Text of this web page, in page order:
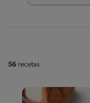
56 recetas